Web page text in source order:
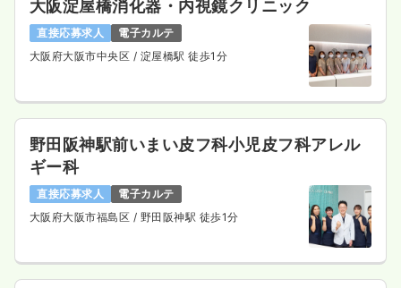
大阪淀屋橋消化器・内視鏡クリニック
直接応募求人
電子カルテ
大阪府大阪市中央区 / 淀屋橋駅 徒歩1分
野田阪神駅前いまい皮フ科小児皮フ科アレル
ギー科
直接応募求人
電子カルテ
大阪府大阪市福島区 / 野田阪神駅 徒歩1分